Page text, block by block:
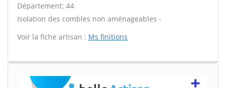
Département: 44
Isolation des combles non aménageables -
Voir la fiche artisan : Ms finitions